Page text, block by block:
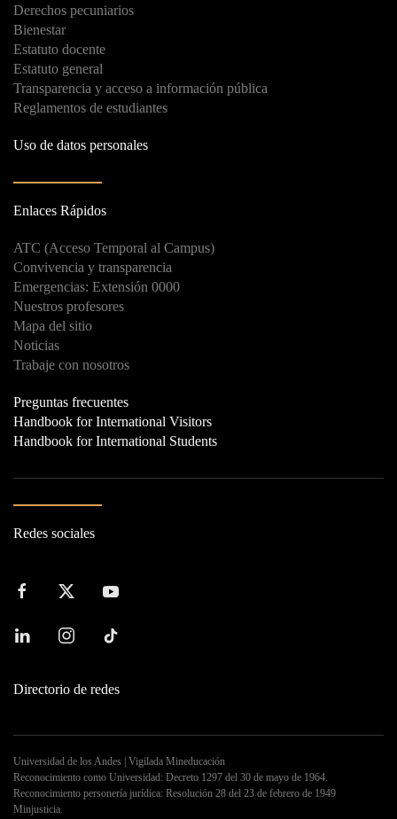
Derechos pecuniarios
Bienestar
Estatuto docente
Estatuto general
Transparencia y acceso a información pública
Reglamentos de estudiantes
Uso de datos personales
Enlaces Rápidos
ATC (Acceso Temporal al Campus)
Convivencia y transparencia
Emergencias: Extensión 0000
Nuestros profesores
Mapa del sitio
Noticias
Trabaje con nosotros
Preguntas frecuentes
Handbook for International Visitors
Handbook for International Students
Redes sociales
Directorio de redes
Universidad de los Andes | Vigilada Mineducación
Reconocimiento como Universidad: Decreto 1297 del 30 de mayo de 1964.
Reconocimiento personería jurídica: Resolución 28 del 23 de febrero de 1949
Minjusticia.